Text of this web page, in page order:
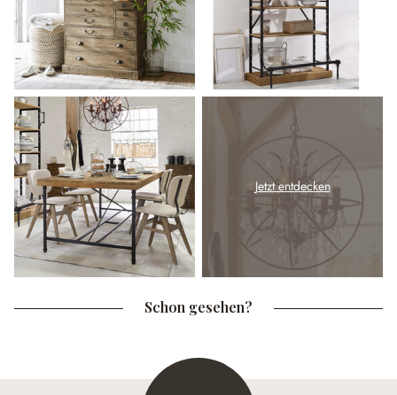
Jetzt entdecken
Schon gesehen?